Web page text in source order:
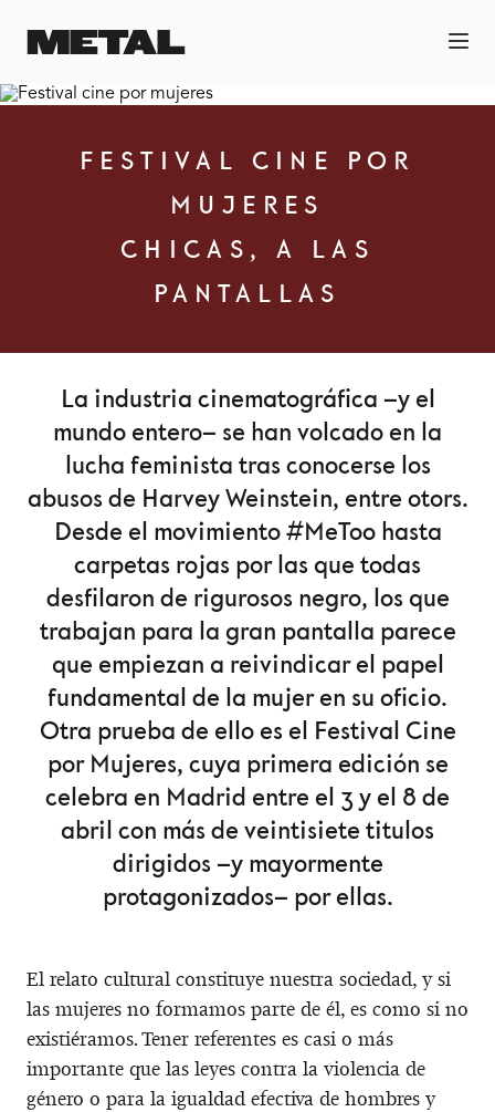
FESTIVAL CINE POR
MUJERES
CHICAS, A LAS
PANTALLAS
La industria cinematográfica –y el
mundo entero– se han volcado en la
lucha feminista tras conocerse los
abusos de Harvey Weinstein, entre otors.
Desde el movimiento #MeToo hasta
carpetas rojas por las que todas
desfilaron de rigurosos negro, los que
trabajan para la gran pantalla parece
que empiezan a reivindicar el papel
fundamental de la mujer en su oficio.
Otra prueba de ello es el Festival Cine
por Mujeres, cuya primera edición se
celebra en Madrid entre el 3 y el 8 de
abril con más de veintisiete titulos
dirigidos –y mayormente
protagonizados– por ellas.
El relato cultural constituye nuestra sociedad, y si
las mujeres no formamos parte de él, es como si no
existiéramos. Tener referentes es casi o más
importante que las leyes contra la violencia de
género o para la igualdad efectiva de hombres y